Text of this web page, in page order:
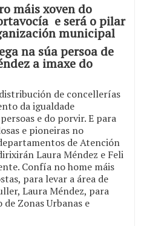
máis xoven do
e será o pilar
municipal
na súa persoa de
a imaxe do
de concellerías
da igualdade
e do porvir. E para
e pioneiras no
de Atención
Laura Méndez e Feli
Confía no home máis
para levar a área de
Laura Méndez, para
Zonas Urbanas e